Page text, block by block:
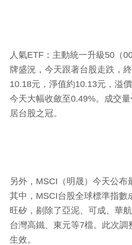
人氣ETF：主動統一升級50（
牌盛況，今天跟著台股走跌，
10.18元，淨值約10.13元，溢
今天大幅收斂至0.49%。成交
居台股之冠。
另外，MSCI（明晟）今天公布
其中，MSCI台股全球標準指數
旺矽，剔除了亞泥、可成、華
台灣高鐵、東元等7檔。此次調
生效。